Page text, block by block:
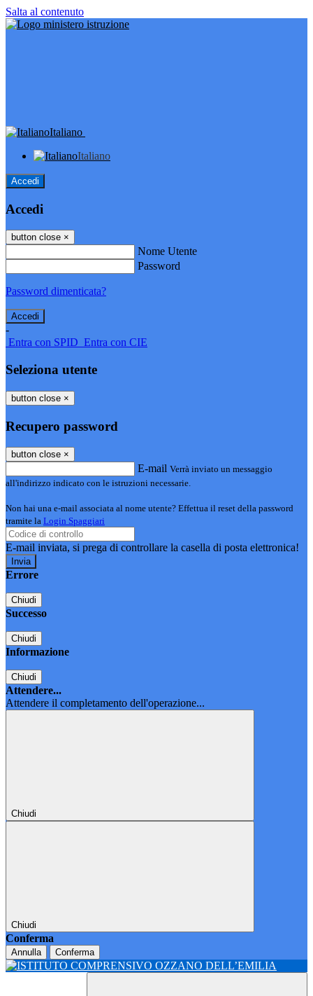
Salta al contenuto
Italiano
Italiano
Accedi
Accedi
button close ×
Nome Utente
Password
Password dimenticata?
-
Entra con SPID Entra con CIE
Seleziona utente
button close ×
Recupero password
button close ×
E-mail Verrà inviato un messaggio
all'indirizzo indicato con le istruzioni necessarie.
Non hai una e-mail associata al nome utente? Effettua il reset della password
tramite la Login Spaggiari
E-mail inviata, si prega di controllare la casella di posta elettronica!
Errore
Chiudi
Successo
Chiudi
Informazione
Chiudi
Attendere...
Attendere il completamento dell'operazione...
Chiudi
Chiudi
Conferma
Annulla Conferma